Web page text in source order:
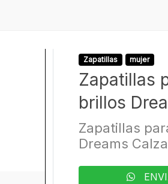
Zapatillas mujer
Zapatillas
brillos
Zapatillas
Dreams